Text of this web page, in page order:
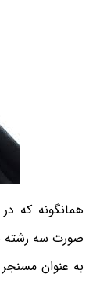
همانگونه که
صورت سه رشته
به عنوان